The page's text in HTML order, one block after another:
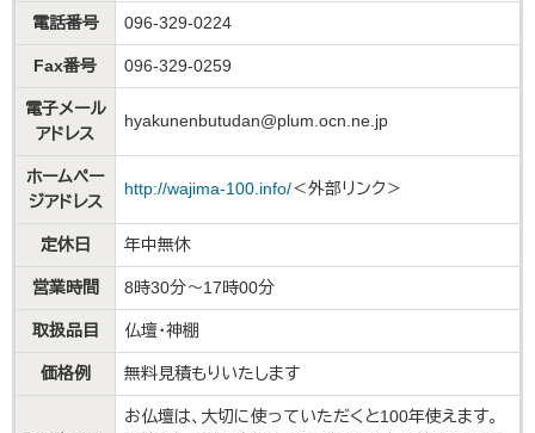
電話番号 096-329-0224
Fax番号 096-329-0259
電子メール
アドレス
hyakunenbutudan@plum.ocn.ne.jp
ホームペー
ジアドレス
http://wajima-100.info/​＜外部リンク＞
定休日 年中無休
営業時間 8時30分～17時00分
取扱品目 仏壇・神棚
価格例 無料見積もりいたします
お仏壇は、大切に使っていただくと100年使えます。